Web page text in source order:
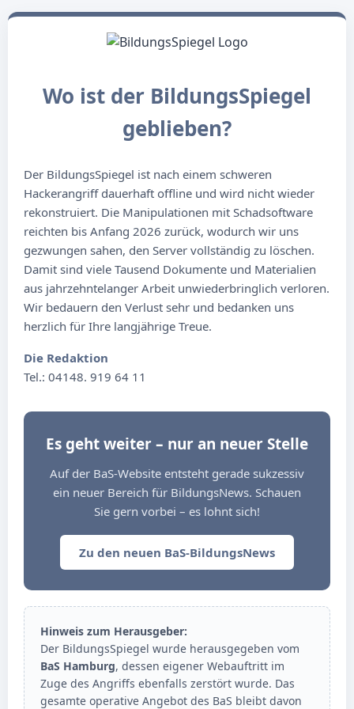
Wo ist der BildungsSpiegel
geblieben?
Der BildungsSpiegel ist nach einem schweren
Hackerangriff dauerhaft offline und wird nicht wieder
rekonstruiert. Die Manipulationen mit Schadsoftware
reichten bis Anfang 2026 zurück, wodurch wir uns
gezwungen sahen, den Server vollständig zu löschen.
Damit sind viele Tausend Dokumente und Materialien
aus jahrzehntelanger Arbeit unwiederbringlich verloren.
Wir bedauern den Verlust sehr und bedanken uns
herzlich für Ihre langjährige Treue.
Die Redaktion
Tel.: 04148. 919 64 11
Es geht weiter – nur an neuer Stelle
Auf der BaS-Website entsteht gerade sukzessiv
ein neuer Bereich für BildungsNews. Schauen
Sie gern vorbei – es lohnt sich!
Zu den neuen BaS-BildungsNews
Hinweis zum Herausgeber:
Der BildungsSpiegel wurde herausgegeben vom
BaS Hamburg, dessen eigener Webauftritt im
Zuge des Angriffs ebenfalls zerstört wurde. Das
gesamte operative Angebot des BaS bleibt davon